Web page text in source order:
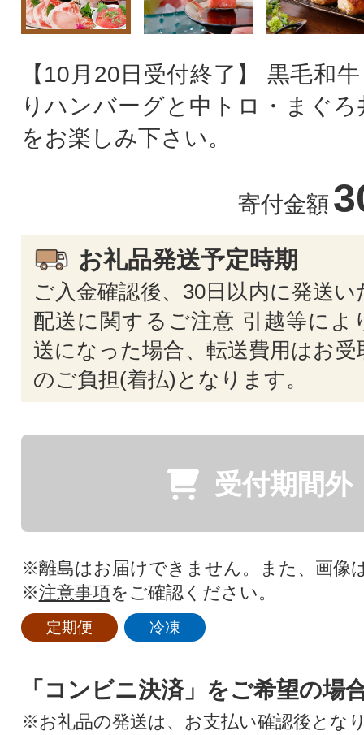
【10月20日受付終了】 黒毛和
りハンバーグと中トロ・まぐ
をお楽しみ下さい。
寄付金額
お礼品発送予定時期
ご入金確認後、30日以内に発送
配送に関するご注意 引越等によ
送になった場合、転送費用はお
のご負担(着払)となります。
受付期間外
※離島はお届けできません。また、画像
※注意事項をご確認ください。
定期便 冷凍
「コンビニ決済」をご希望の場
※お礼品の発送は、お支払い確認後とな